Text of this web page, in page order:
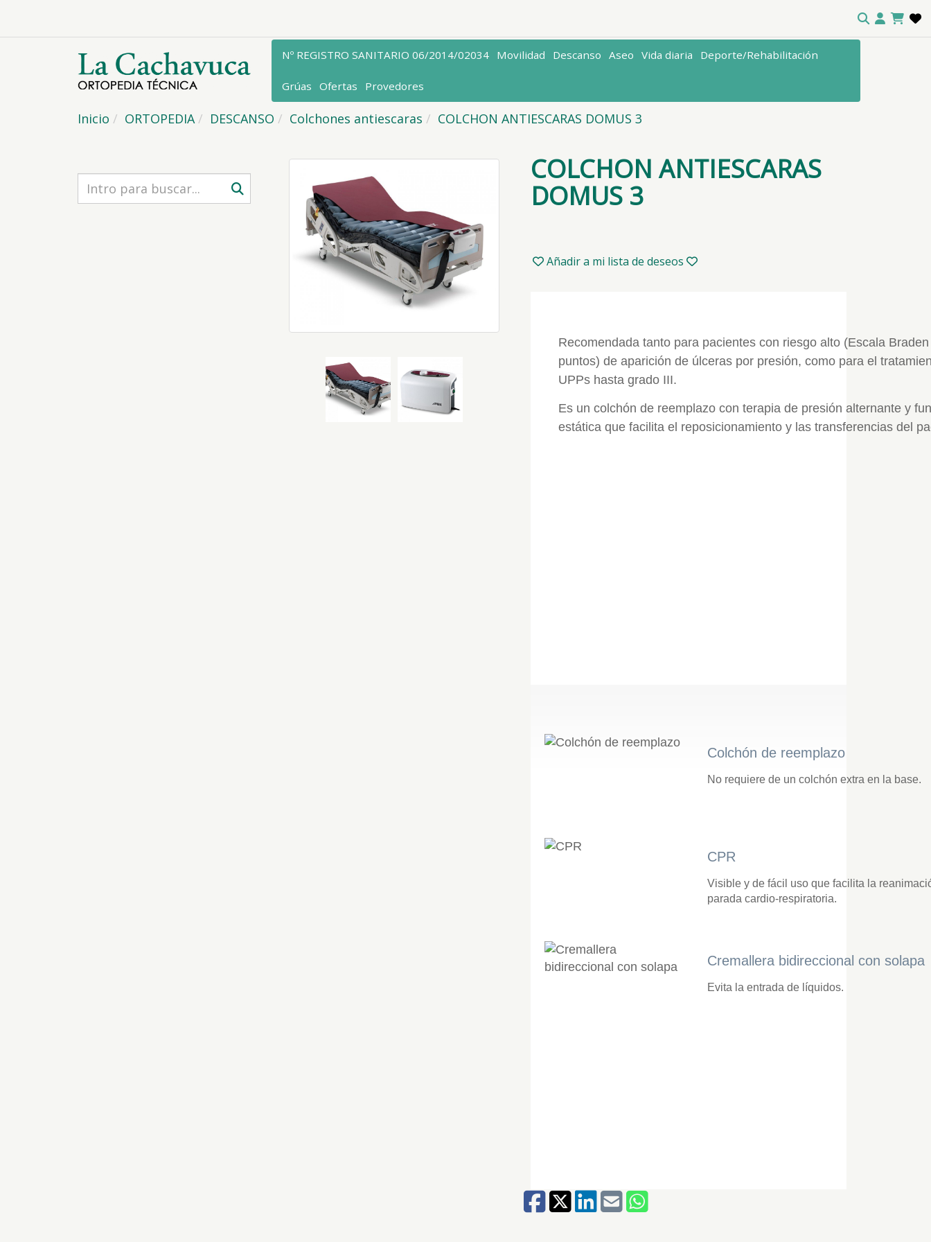
Nº REGISTRO SANITARIO 06/2014/02034 Movilidad Descanso Aseo Vida diaria Deporte/Rehabilitación
Grúas Ofertas Provedores
Inicio ORTOPEDIA DESCANSO Colchones antiescaras COLCHON ANTIESCARAS DOMUS 3
COLCHON ANTIESCARAS
DOMUS 3
Añadir a mi lista de deseos
Recomendada tanto para pacientes con riesgo alto (Escala
puntos) de aparición de úlceras por presión, como para el
UPPs hasta grado III.
Es un colchón de reemplazo con terapia de presión alternante y
estática que facilita el reposicionamiento y las transferencias del
Colchón de reemplazo
No requiere de un colchón extra en la base.
CPR
Visible y de fácil uso que facilita la
parada cardio-respiratoria.
Cremallera bidireccional con solapa
Evita la entrada de líquidos.